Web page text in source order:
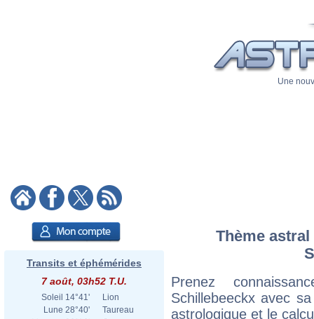
Une
Transits et éphémérides
7 août, 03h52 T.U.
Soleil 14°41'
Lion
Lune 28°40'
Taureau
Thème
Prenez
Schillebeeckx avec
astrologique et le